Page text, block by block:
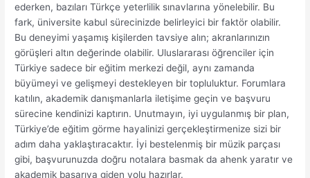
ederken, bazıları Türkçe yeterlilik sınavlarına yönelebilir. Bu
fark, üniversite kabul sürecinizde belirleyici bir faktör olabilir.
Bu deneyimi yaşamış kişilerden tavsiye alın; akranlarınızın
görüşleri altın değerinde olabilir. Uluslararası öğrenciler için
Türkiye sadece bir eğitim merkezi değil, aynı zamanda
büyümeyi ve gelişmeyi destekleyen bir topluluktur. Forumlara
katılın, akademik danışmanlarla iletişime geçin ve başvuru
sürecine kendinizi kaptırın. Unutmayın, iyi uygulanmış bir plan,
Türkiye’de eğitim görme hayalinizi gerçekleştirmenize sizi bir
adım daha yaklaştıracaktır. İyi bestelenmiş bir müzik parçası
gibi, başvurunuzda doğru notalara basmak da ahenk yaratır ve
akademik başarıya giden yolu hazırlar.